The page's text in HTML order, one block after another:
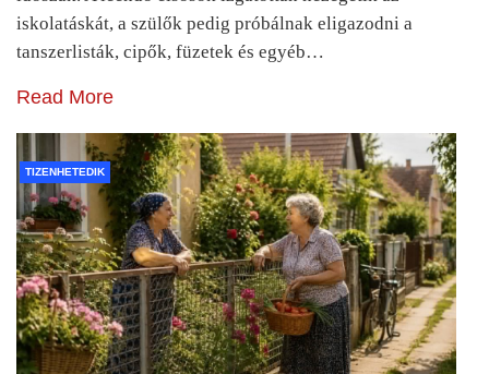
iskolatáskát, a szülők pedig próbálnak eligazodni a
tanszerlisták, cipők, füzetek és egyéb…
Read More
TIZENHETEDIK